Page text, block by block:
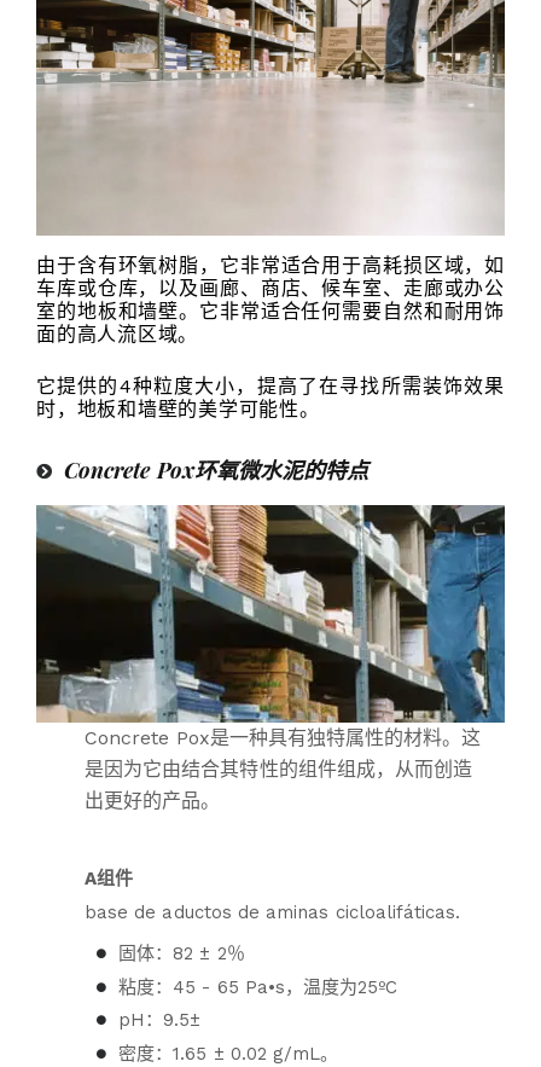
由于含有环氧树脂，它非常适合用于高耗损区域，如
车库或仓库，以及画廊、商店、候车室、走廊或办公
室的地板和墙壁。它非常适合任何需要自然和耐用饰
面的高人流区域。
它提供的4种粒度大小，提高了在寻找所需装饰效果
时，地板和墙壁的美学可能性。
Concrete Pox环氧微水泥的特点
Concrete Pox是一种具有独特属性的材料。这
是因为它由结合其特性的组件组成，从而创造
出更好的产品。
A组件
base de aductos de aminas cicloalifáticas.
固体：82 ± 2％
粘度：45 - 65 Pa•s，温度为25ºC
pH：9.5±
密度：1.65 ± 0.02 g/mL。